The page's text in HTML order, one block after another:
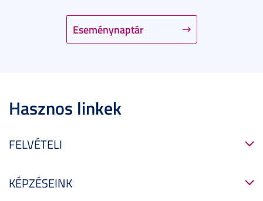
Eseménynaptár
Hasznos linkek
FELVÉTELI
KÉPZÉSEINK